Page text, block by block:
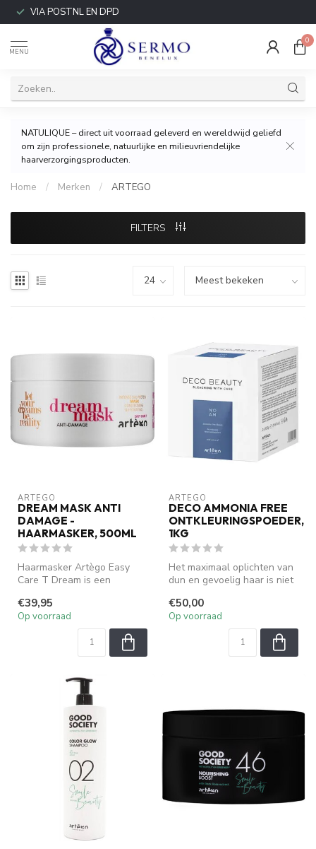
VIA POSTNL EN DPD
MENU
0
NATULIQUE – direct uit voorraad geleverd en wereldwijd geliefd
om zijn professionele, natuurlijke en milieuvriendelijke
haarverzorgingsproducten.
Home / Merken / ARTEGO
FILTERS
ARTEGO
DREAM MASK ANTI
DAMAGE -
HAARMASKER, 500ML
Haarmasker Artègo Easy
Care T Dream is een
waarmee beschadig...
€39,95
Op voorraad
ARTEGO
DECO AMMONIA FREE
ONTKLEURINGSPOEDER,
1KG
Het maximaal oplichten van
dun en gevoelig haar is niet
€50,00
Op voorraad